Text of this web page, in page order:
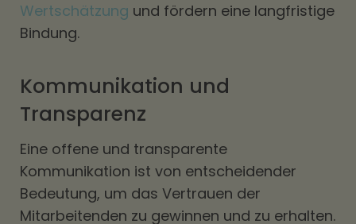
Wertschätzung und fördern eine langfristige
Bindung.
Kommunikation und
Transparenz
Eine offene und transparente
Kommunikation ist von entscheidender
Bedeutung, um das Vertrauen der
Mitarbeitenden zu gewinnen und zu erhalten.